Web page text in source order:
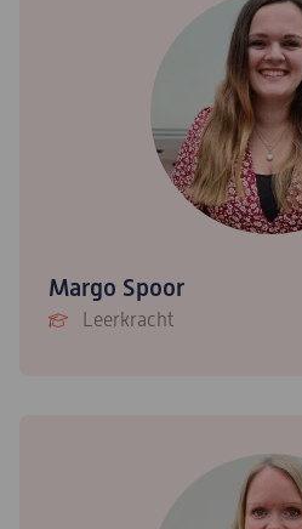
Margo Spoor
Leerkracht